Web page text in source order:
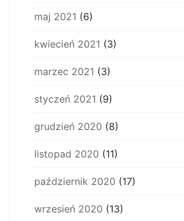
maj 2021 (6)
kwiecień 2021 (3)
marzec 2021 (3)
styczeń 2021 (9)
grudzień 2020 (8)
listopad 2020 (11)
październik 2020 (17)
wrzesień 2020 (13)